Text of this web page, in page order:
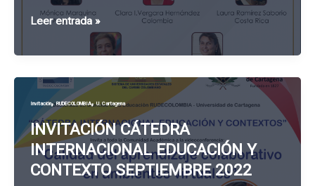
Invitación:
Internacional
de
Aseguramiento
de
la
Calidad
de
Leer entrada »
Invitación,RUDECOLOMBIA,U. Cartagena
INVITACIÓN CÁTEDRA
INTERNACIONAL EDUCACIÓN Y
CONTEXTO SEPTIEMBRE 2022